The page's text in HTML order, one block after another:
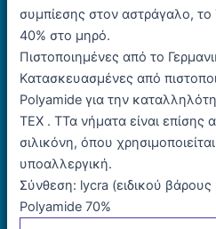
συμπίεσης στον αστράγαλο, το
40% στο μηρό.
Πιστοποιημένες από το
Κατασκευασμένες από
Polyamide για την
TEX . TΤα νήματα είναι επίσης
σιλικόνη, όπου
υποαλλεργική.
Σύνθεση: lycra (ειδικού
Polyamide 70%